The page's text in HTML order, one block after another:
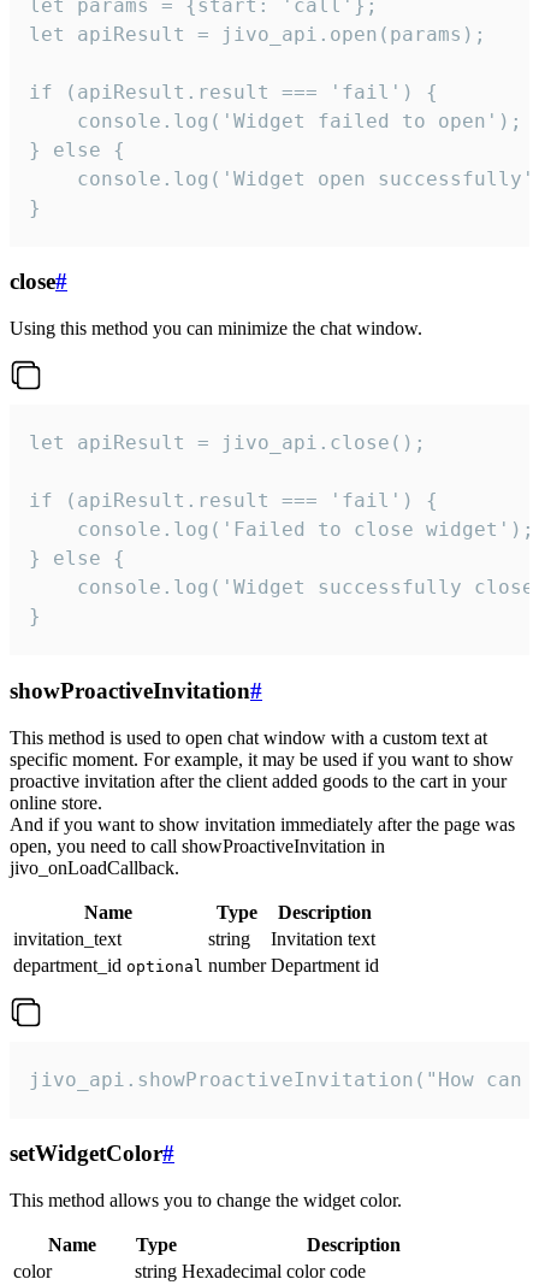
let params = {start: 'call'};
let apiResult = jivo_api.open(params);
if (apiResult.result === 'fail') {
    console.log('Widget failed to open');
} else {
console.log('Widget open
}
close#
Using this method you can minimize the chat window.
let apiResult = jivo_api.close();
if (apiResult.result === 'fail') {
    console.log('Failed to close widget');
} else {
console.log('Widget successfully
}
showProactiveInvitation#
This method is used to open chat window with a custom text at
specific moment. For example, it may be used if you want to show
proactive invitation after the client added goods to the cart in your
online store.
And if you want to show invitation immediately after the page was
open, you need to call showProactiveInvitation in
jivo_onLoadCallback.
Name Type
Description
invitation_text
string
Invitation text
department_id optional number Department id
jivo_api.showProactiveInvitation("How
setWidgetColor#
This method allows you to change the widget color.
Name Type
Description
color
string Hexadecimal color code